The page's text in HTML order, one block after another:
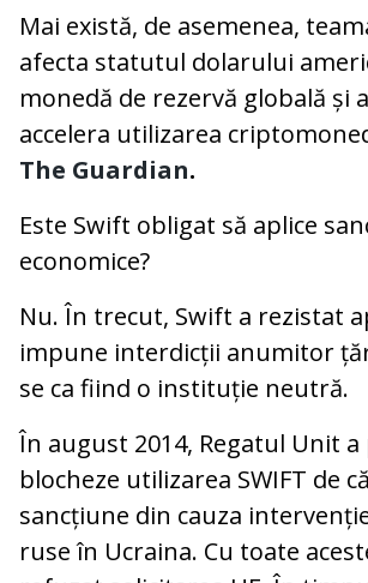
Mai există, de asemenea,
afecta statutul dolarului
monedă de rezervă globală și
accelera utilizarea
The Guardian.
Este Swift obligat să aplice
economice?
Nu. În trecut, Swift a rezistat
impune interdicții anumitor
se ca fiind o instituție neutră.
În august 2014, Regatul Unit a
blocheze utilizarea SWIFT de
sancțiune din cauza
ruse în Ucraina. Cu toate